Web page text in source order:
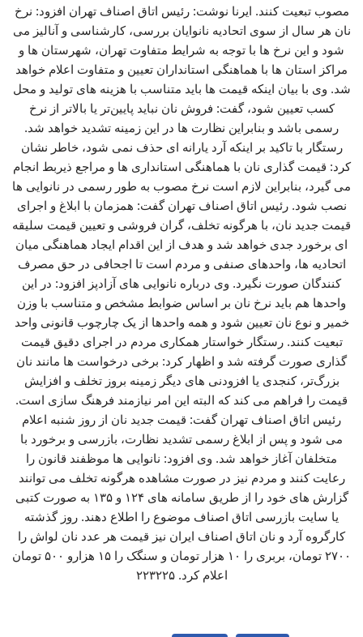
مصوب تبعیت کنند. ایرنا نوشت: رئیس اتاق اصناف تهران افزود: نرخ
نان هر سال از سوی اتحادیه نانوایان بررسی، کارشناسی و آنالیز می
شود و این نرخ‌ ها با توجه به شرایط متفاوت تهران، شهرستان‌ ها و
مراکز استان‌ ها با هماهنگی استانداران تعیین و متفاوت اعلام خواهد
شد. وی با بیان اینکه قیمت‌ ها باید متناسب با هزینه‌ های تولید و محل
کسب تعیین شود، گفت: فروش نان نباید پایین‌تر یا بالاتر از نرخ
رسمی باشد و بنابراین نظارت‌ ها در این زمینه تشدید خواهد شد.
رستگار با تاکید بر اینکه آرد یارانه‌ ای حذف نمی‌ شود، خاطر نشان
کرد: قیمت‌ گذاری نان با هماهنگی استانداری‌ ها و مراجع ذیربط انجام
می‌ گیرد، بنابراین لازم است نرخ مصوب به‌ طور رسمی در نانوایی‌ ها
نصب شود. رئیس اتاق اصناف تهران گفت: همزمان با ابلاغ و اجرای
قیمت جدید نان، با هرگونه تخلف، گران‌ فروشی و تعیین قیمت سلیقه‌
ای برخورد جدی خواهد شد و هدف از این اقدام ایجاد هماهنگی میان
اتحادیه‌ ها، واحدهای صنفی و مردم است تا اجحافی در حق مصرف‌
کنندگان صورت نگیرد. وی درباره نانوایی‌ های آزادپز افزود: در این
واحدها هم باید نرخ نان بر اساس ضوابط مشخص و متناسب با وزن
خمیر و نوع نان تعیین شود و همه واحدها از یک چارچوب قانونی واحد
تبعیت کنند. رستگار خواستار همکاری مردم در اجرای دقیق قیمت
گذاری صورت گرفته شد و اظهار کرد: برخی درخواست‌ ها مانند نان
بزرگ‌تر، کنجدی یا افزودنی‌ های دیگر زمینه بروز تخلف و افزایش
قیمت را فراهم می‌ کند که البته این امر نیازمند فرهنگ‌ سازی است.
رئیس اتاق اصناف تهران گفت: قیمت جدید نان از روز شنبه اعلام
می‌ شود و پس از ابلاغ رسمی تشدید نظارت، بازرسی و برخورد با
متخلفان آغاز خواهد شد. وی افزود: نانوایی‌ ها موظفند قانون را
رعایت کنند و مردم نیز در صورت مشاهده هرگونه تخلف می‌ توانند
گزارش های خود را از طریق سامانه‌ های ۱۲۴ و ۱۳۵ به صورت کتبی
یا سایت بازرسی اتاق اصناف موضوع را اطلاع دهند. روز گذشته
کارگروه آرد و نان اتاق اصناف ایران نیز قیمت هر عدد نان لواش را
۲۷۰۰ تومان، بربری را ۱۰ هزار تومان و سنگک را ۱۵ هزارو ۵۰۰ تومان
اعلام کرد. ۲۲۳۲۲۵